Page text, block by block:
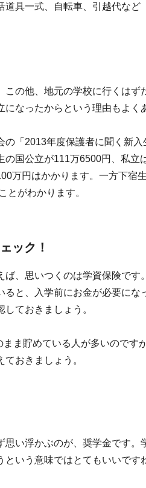
道具一式、自転車、引越代など
この他、地元の学校に行くは
なったからという理由もよく
の「2013年度保護者に聞く新
の国公立が111万6500円、私立
万円はかかります。一方下宿
とがわかります。
ック！
ば、思いつくのは学資保険で
と、入学前にお金が必要にな
ておきましょう。
まま貯めている人が多いのです
おきましょう。
思い浮かぶのが、奨学金です。
いう意味ではとてもいいです